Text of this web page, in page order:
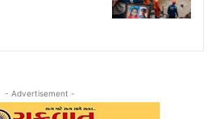
- Advertisement -